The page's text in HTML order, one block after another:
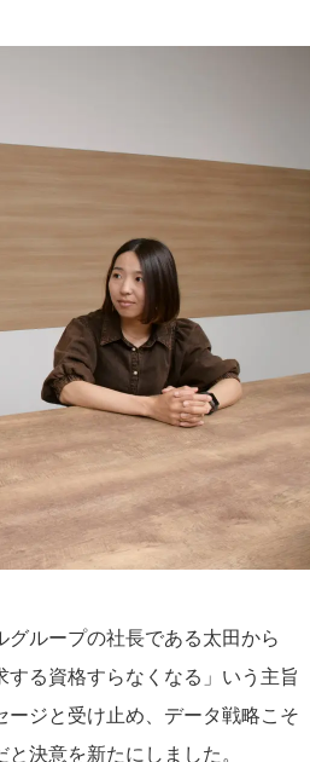
ループの社長である太田から
する資格すらなくなる」いう主旨
ジと受け止め、データ戦略こそ
決意を新たにしました。